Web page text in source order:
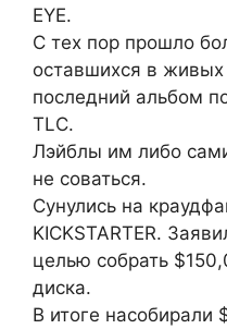
EYE.
С тех пор прошло
оставшихся в
последний альбом
TLC.
Лэйблы им либо
не соваться.
Сунулись на
KICKSTARTER.
целью собрать
диска.
В итоге